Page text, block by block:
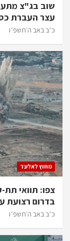
שוב בג"צ
עצר העברת
כ״ב באב ה׳תשפ״ו
מחוץ לאלעד
צפו: תוואי
בדרום רצועת
כ״ב באב ה׳תשפ״ו